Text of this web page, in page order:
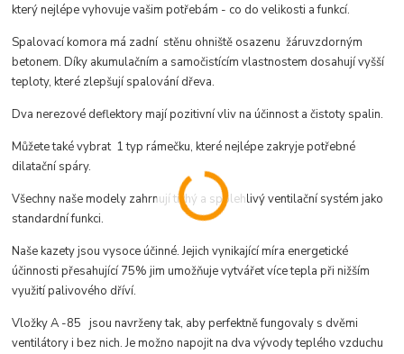
který nejlépe vyhovuje vašim potřebám - co do velikosti a funkcí.
Spalovací komora má zadní stěnu ohniště osazenu žáruvzdorným
betonem. Díky akumulačním a samočistícím vlastnostem dosahují vyšší
teploty, které zlepšují spalování dřeva.
Dva nerezové deflektory mají pozitivní vliv na účinnost a čistoty spalin.
Můžete také vybrat 1 typ rámečku, které nejlépe zakryje potřebné
dilatační spáry.
Všechny naše modely zahrnují tichý a spolehlivý ventilační systém jako
standardní funkci.
Naše kazety jsou vysoce účinné. Jejich vynikající míra energetické
účinnosti přesahující 75% jim umožňuje vytvářet více tepla při nižším
využití palivového dříví.
Vložky A -85 jsou navrženy tak, aby perfektně fungovaly s dvěmi
ventilátory i bez nich. Je možno napojit na dva vývody teplého vzduchu